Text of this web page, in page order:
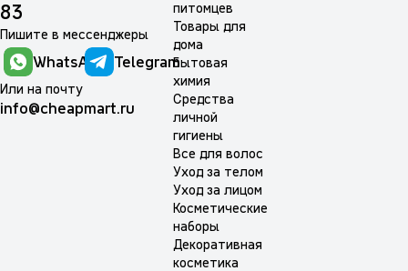
83
Пишите в мессенджеры
WhatsApp Telegram
Или на почту
info@cheapmart.ru
питомцев
Товары для
дома
Бытовая
химия
Средства
личной
гигиены
Все для волос
Уход за телом
Уход за лицом
Косметические
наборы
Декоративная
косметика